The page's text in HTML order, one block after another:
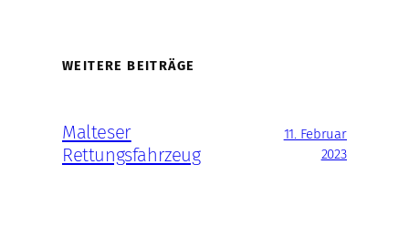
WEITERE BEITRÄGE
Malteser
Rettungsfahrzeug
11. Februar
2023